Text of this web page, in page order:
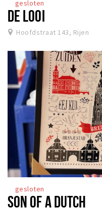
gesloten
DE LOOI
Hoofdstraat 143, Rijen
gesloten
SON OF A DUTCH